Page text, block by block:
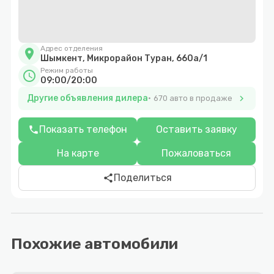
location_on Адрес отделения
Шымкент, Микрорайон Туран, 660а/1
schedule Режим работы
09:00/20:00
Другие объявления дилера
670 авто в продаже chevron_right
phoneПоказать телефон Оставить заявку
На карте Пожаловаться
shareПоделиться
Похожие автомобили